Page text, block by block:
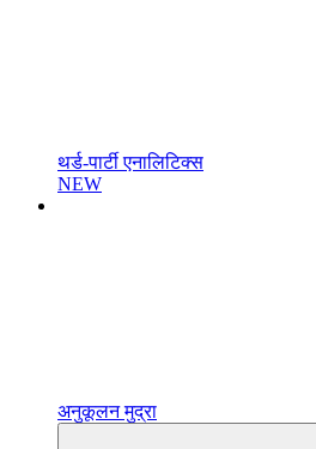
थर्ड-पार्टी एनालिटिक्स
NEW
अनुकूलन मुद्रा